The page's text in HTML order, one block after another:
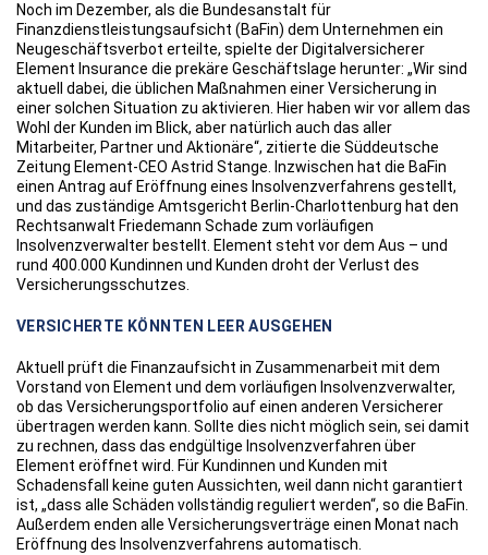
Noch im Dezember, als die Bundesanstalt für
Finanzdienstleistungsaufsicht (BaFin) dem Unternehmen ein
Neugeschäftsverbot erteilte, spielte der Digitalversicherer
Element Insurance die prekäre Geschäftslage herunter: „Wir sind
aktuell dabei, die üblichen Maßnahmen einer Versicherung in
einer solchen Situation zu aktivieren. Hier haben wir vor allem das
Wohl der Kunden im Blick, aber natürlich auch das aller
Mitarbeiter, Partner und Aktionäre“, zitierte die Süddeutsche
Zeitung Element-CEO Astrid Stange. Inzwischen hat die BaFin
einen Antrag auf Eröffnung eines Insolvenzverfahrens gestellt,
und das zuständige Amtsgericht Berlin-Charlottenburg hat den
Rechtsanwalt Friedemann Schade zum vorläufigen
Insolvenzverwalter bestellt. Element steht vor dem Aus – und
rund 400.000 Kundinnen und Kunden droht der Verlust des
Versicherungsschutzes.
VERSICHERTE KÖNNTEN LEER AUSGEHEN
Aktuell prüft die Finanzaufsicht in Zusammenarbeit mit dem
Vorstand von Element und dem vorläufigen Insolvenzverwalter,
ob das Versicherungsportfolio auf einen anderen Versicherer
übertragen werden kann. Sollte dies nicht möglich sein, sei damit
zu rechnen, dass das endgültige Insolvenzverfahren über
Element eröffnet wird. Für Kundinnen und Kunden mit
Schadensfall keine guten Aussichten, weil dann nicht garantiert
ist, „dass alle Schäden vollständig reguliert werden“, so die BaFin.
Außerdem enden alle Versicherungsverträge einen Monat nach
Eröffnung des Insolvenzverfahrens automatisch.